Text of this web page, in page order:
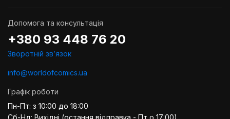
Допомога та консультація
+380 93 448 76 20
Зворотній звʼязок
info@worldofcomics.ua
Графік роботи
Пн-Пт: з 10:00 до 18:00
Сб-Нд: Вихідні (остання відправка - Пт о 17:00)